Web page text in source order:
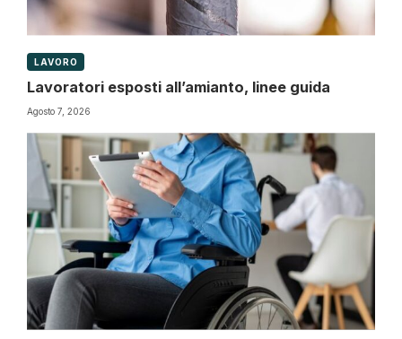
LAVORO
Lavoratori esposti all’amianto, linee guida
Agosto 7, 2026